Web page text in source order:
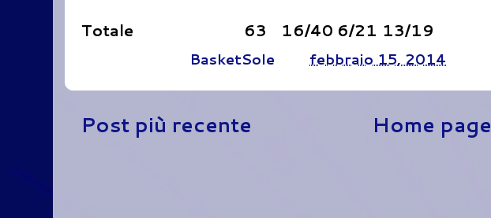
Totale
63 16/40 6/21 13/19
BasketSole febbraio 15, 2014
Post più recente Home page